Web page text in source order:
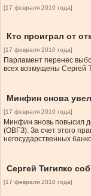
[17 февраля 2010 года]
Кто проиграл от
[17 февраля 2010 года]
Парламент перенес
всех возмущены Сергей
Минфин снова
[17 февраля 2010 года]
Минфин вновь повысил
(ОВГЗ). За счет этого
негосударственных
Сергей Тигипко
[17 февраля 2010 года]